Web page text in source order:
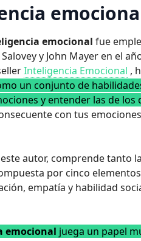
emocional fue
y John Mayer en el
Inteligencia Emocional ,
un conjunto de
y entender las de
con tus
autor, comprende tanto
por cinco
empatía y habilidad
emocional juega un papel